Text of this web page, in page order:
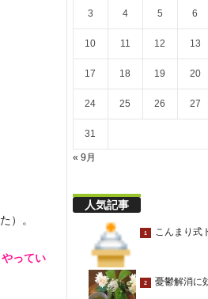
）。
ってい
3 4 5 6
10 11 12 13
17 18 19 20
24 25 26 27
31
« 9月
人気記事
1 こんまり式
2 憂鬱解消に